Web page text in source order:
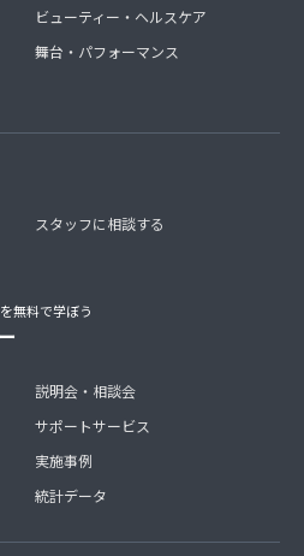
ビューティー・ヘルスケア
舞台・パフォーマンス
スタッフに相談する
無料で学ぼう
説明会・相談会
サポートサービス
実施事例
統計データ